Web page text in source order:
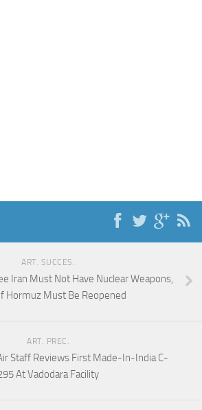
ART. SUCCES.
Iran Must Not Have Nuclear Weapons,
Hormuz Must Be Reopened
ART. PREC.
Staff Reviews First Made-In-India C-
At Vadodara Facility